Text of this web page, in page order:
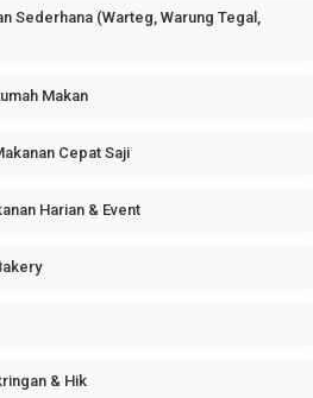
Sederhana (Warteg, Warung Tegal,
Makan
Cepat Saji
Harian & Event
& Hik